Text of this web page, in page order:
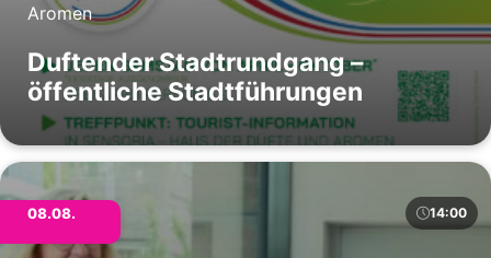
Aromen
Duftender Stadtrundgang –
öffentliche Stadtführungen
08.08. 14:00